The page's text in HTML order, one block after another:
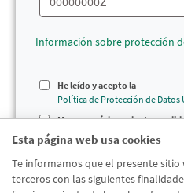
Esta página web usa cookies
Te informamos que el presente
terceros con las siguientes
Información sobre protección
He leído y acepto la
Política de Protección de Datos
Marca aquí si consientes
de productos y servicios